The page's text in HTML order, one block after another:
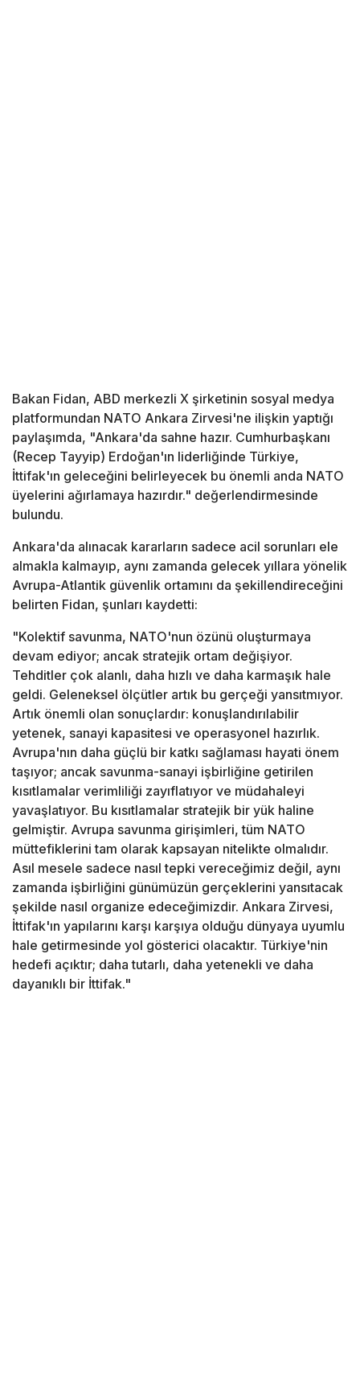
Bakan Fidan, ABD merkezli X şirketinin sosyal medya
platformundan NATO Ankara Zirvesi'ne ilişkin yaptığı
paylaşımda, "Ankara'da sahne hazır. Cumhurbaşkanı
(Recep Tayyip) Erdoğan'ın liderliğinde Türkiye,
İttifak'ın geleceğini belirleyecek bu önemli anda NATO
üyelerini ağırlamaya hazırdır." değerlendirmesinde
bulundu.
Ankara'da alınacak kararların sadece acil sorunları ele
almakla kalmayıp, aynı zamanda gelecek yıllara yönelik
Avrupa-Atlantik güvenlik ortamını da şekillendireceğini
belirten Fidan, şunları kaydetti:
"Kolektif savunma, NATO'nun özünü oluşturmaya
devam ediyor; ancak stratejik ortam değişiyor.
Tehditler çok alanlı, daha hızlı ve daha karmaşık hale
geldi. Geleneksel ölçütler artık bu gerçeği yansıtmıyor.
Artık önemli olan sonuçlardır: konuşlandırılabilir
yetenek, sanayi kapasitesi ve operasyonel hazırlık.
Avrupa'nın daha güçlü bir katkı sağlaması hayati önem
taşıyor; ancak savunma-sanayi işbirliğine getirilen
kısıtlamalar verimliliği zayıflatıyor ve müdahaleyi
yavaşlatıyor. Bu kısıtlamalar stratejik bir yük haline
gelmiştir. Avrupa savunma girişimleri, tüm NATO
müttefiklerini tam olarak kapsayan nitelikte olmalıdır.
Asıl mesele sadece nasıl tepki vereceğimiz değil, aynı
zamanda işbirliğini günümüzün gerçeklerini yansıtacak
şekilde nasıl organize edeceğimizdir. Ankara Zirvesi,
İttifak'ın yapılarını karşı karşıya olduğu dünyaya uyumlu
hale getirmesinde yol gösterici olacaktır. Türkiye'nin
hedefi açıktır; daha tutarlı, daha yetenekli ve daha
dayanıklı bir İttifak."